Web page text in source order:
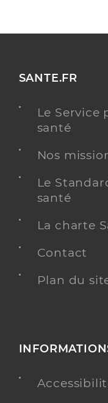
SANTE.FR
Le
santé
Nos
Le
santé
La charte
Contact
Plan du